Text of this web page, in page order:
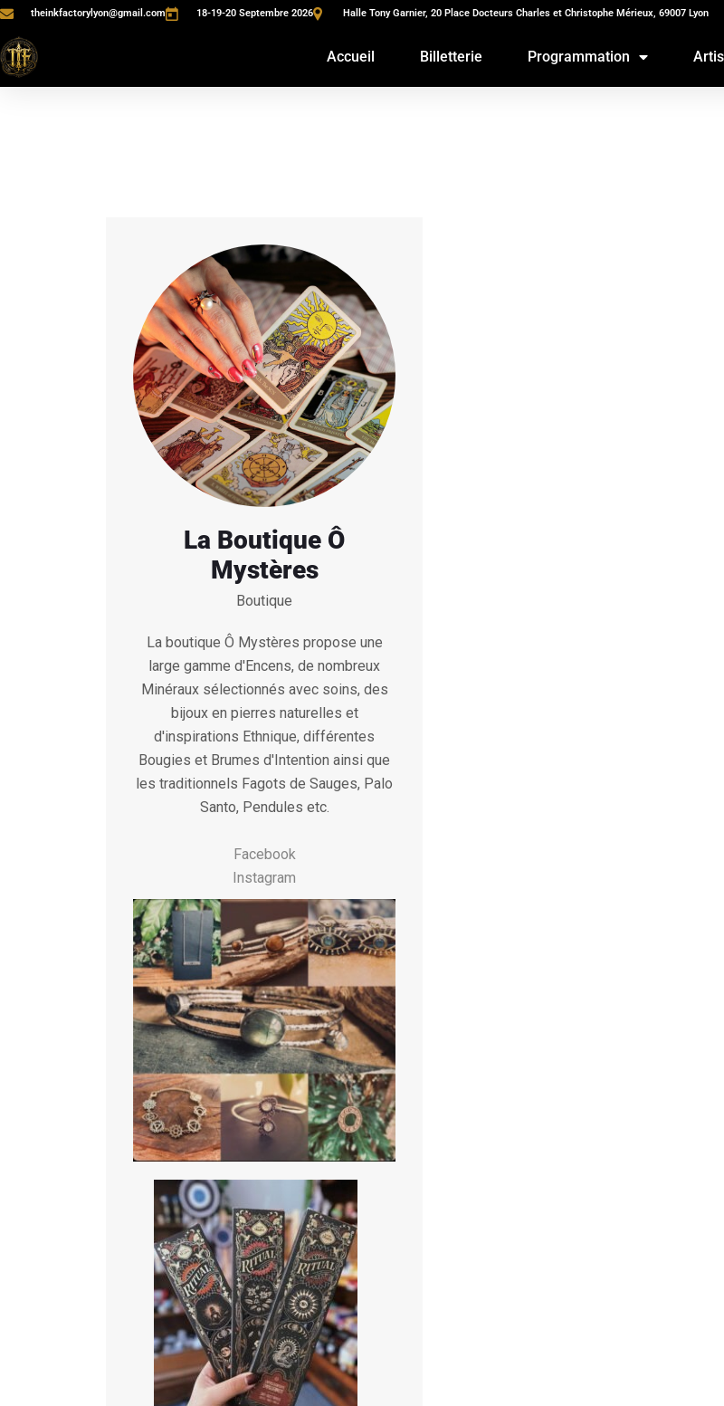
theinkfactorylyon@gmail.com 18-19-20 Septembre 2026 Halle Tony Garnier, 20 Place Docteurs Charles et Christophe Mérieux, 69007 Lyon
Accueil Billetterie Programmation
La Boutique Ô
Mystères
Boutique
La boutique Ô Mystères propose une
large gamme d'Encens, de nombreux
Minéraux sélectionnés avec soins, des
bijoux en pierres naturelles et
d'inspirations Ethnique, différentes
Bougies et Brumes d'Intention ainsi que
les traditionnels Fagots de Sauges, Palo
Santo, Pendules etc.
Facebook
Instagram